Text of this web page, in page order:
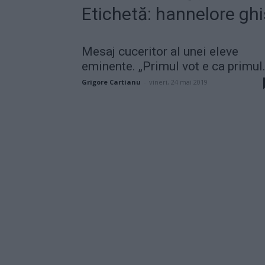
Etichetă: hannelore
Mesaj cuceritor al unei eleve
eminente. „Primul vot e ca
Grigore Cartianu vineri, 24 mai 2019